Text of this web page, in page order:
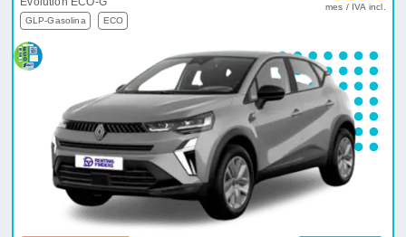
GLP-Gasolina ECO
mes / IVA incl.